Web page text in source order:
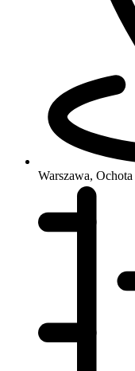
Warszawa, Ochota